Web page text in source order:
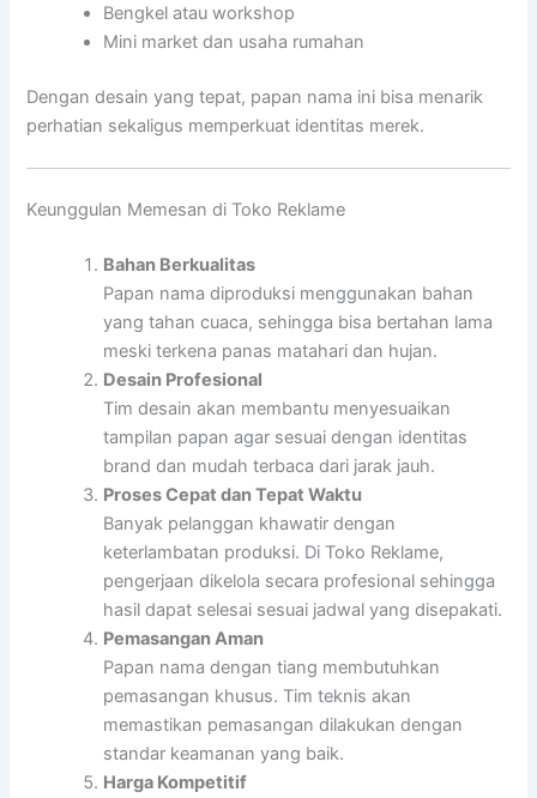
Bengkel atau workshop
Mini market dan usaha rumahan
Dengan desain yang tepat, papan nama ini bisa menarik
perhatian sekaligus memperkuat identitas merek.
Keunggulan Memesan di Toko Reklame
Bahan Berkualitas
Papan nama diproduksi menggunakan bahan
yang tahan cuaca, sehingga bisa bertahan lama
meski terkena panas matahari dan hujan.
Desain Profesional
Tim desain akan membantu menyesuaikan
tampilan papan agar sesuai dengan identitas
brand dan mudah terbaca dari jarak jauh.
Proses Cepat dan Tepat Waktu
Banyak pelanggan khawatir dengan
keterlambatan produksi. Di Toko Reklame,
pengerjaan dikelola secara profesional sehingga
hasil dapat selesai sesuai jadwal yang disepakati.
Pemasangan Aman
Papan nama dengan tiang membutuhkan
pemasangan khusus. Tim teknis akan
memastikan pemasangan dilakukan dengan
standar keamanan yang baik.
Harga Kompetitif